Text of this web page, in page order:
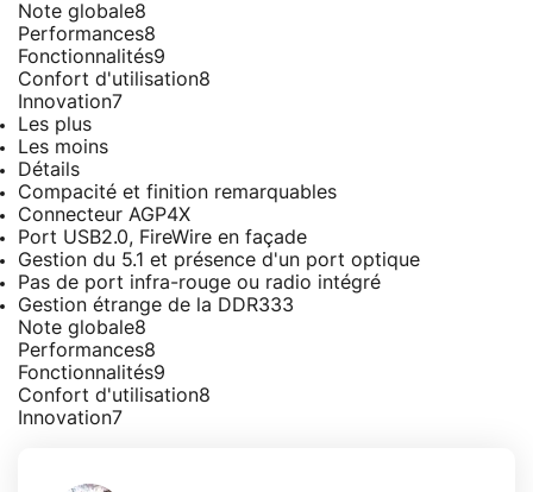
Note globale8
Performances8
Fonctionnalités9
Confort d'utilisation8
Innovation7
Les plus
Les moins
Détails
Compacité et finition remarquables
Connecteur AGP4X
Port USB2.0, FireWire en façade
Gestion du 5.1 et présence d'un port optique
Pas de port infra-rouge ou radio intégré
Gestion étrange de la DDR333
Note globale8
Performances8
Fonctionnalités9
Confort d'utilisation8
Innovation7